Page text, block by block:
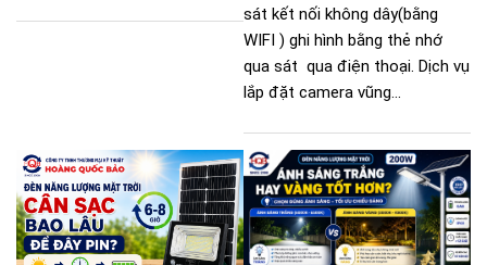
sát kết nối không dây(bằng
WIFI ) ghi hình bằng thẻ nhớ
qua sát qua điện thoại. Dịch vụ
lắp đặt camera vũng...